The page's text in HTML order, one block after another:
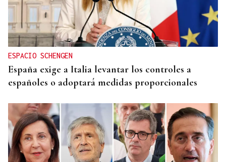
ESPACIO SCHENGEN
España exige a Italia levantar los controles a
españoles o adoptará medidas proporcionales